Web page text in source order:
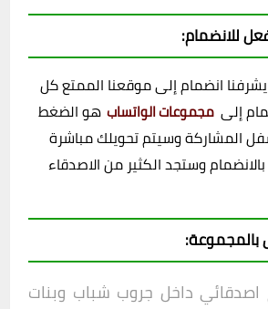
للانضمام:
يشرفنا انضمام إلى موقعنا الممتع كل
إلى مجموعات الواتساب هو الضغط
المشاركة وسيتم تحويلك مباشرة
وستجد الكثير من الاصدقاء
داخل جروب شباب وبنات